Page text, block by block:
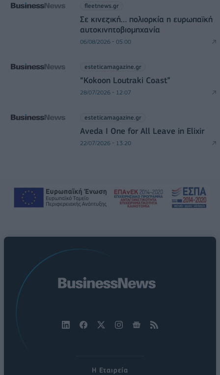
fleetnews.gr
Σε κινεζική… πολιορκία η ευρωπαϊκή
αυτοκινητοβιομηχανία
06/08/2026 - 05:00
esteticamagazine.gr
“Kokoon Loutraki Coast”
28/07/2026 - 12:07
esteticamagazine.gr
Aveda I One for All Leave in Elixir
22/07/2026 - 13:20
Η Εταιρεία